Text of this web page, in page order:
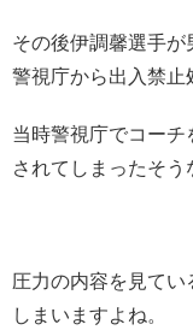
その後伊調馨選手が
警視庁から出入禁止
当時警視庁でコー
されてしまったそう
圧力の内容を見てい
しまいますよね。